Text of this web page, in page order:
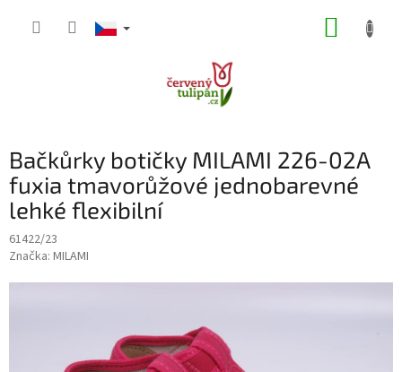
Bačkůrky botičky MILAMI 226-02A
fuxia tmavorůžové jednobarevné
lehké flexibilní
61422/23
Značka: MILAMI